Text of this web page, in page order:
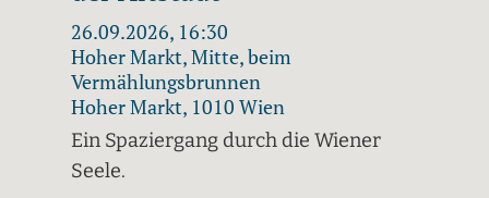
26.09.2026, 16:30
Hoher Markt, Mitte, beim
Vermählungsbrunnen
Hoher Markt, 1010 Wien
Ein Spaziergang durch die Wiener
Seele.